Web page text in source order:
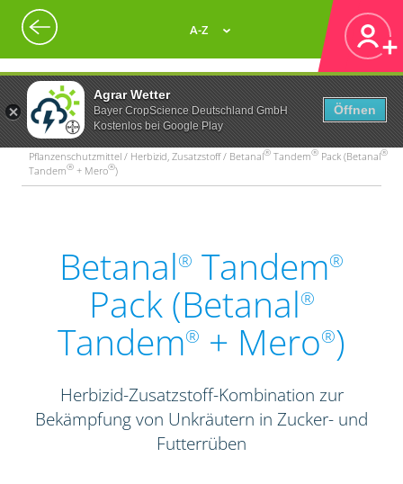
Agrar Wetter
Bayer CropScience Deutschland GmbH
Kostenlos bei Google Play
Öffnen
A-Z
Pflanzenschutzmittel / Herbizid, Zusatzstoff / Betanal® Tandem® Pack (Betanal®
Tandem® + Mero®)
Betanal® Tandem®
Pack (Betanal®
Tandem® + Mero®)
Herbizid-Zusatzstoff-Kombination zur
Bekämpfung von Unkräutern in Zucker- und
Futterrüben